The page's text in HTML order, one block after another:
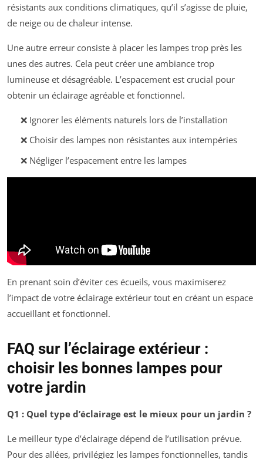
résistants aux conditions climatiques, qu’il s’agisse de pluie,
de neige ou de chaleur intense.
Une autre erreur consiste à placer les lampes trop près les
unes des autres. Cela peut créer une ambiance trop
lumineuse et désagréable. L’espacement est crucial pour
obtenir un éclairage agréable et fonctionnel.
❌ Ignorer les éléments naturels lors de l’installation
❌ Choisir des lampes non résistantes aux intempéries
❌ Négliger l’espacement entre les lampes
En prenant soin d’éviter ces écueils, vous maximiserez
l’impact de votre éclairage extérieur tout en créant un espace
accueillant et fonctionnel.
FAQ sur l’éclairage extérieur :
choisir les bonnes lampes pour
votre jardin
Q1 : Quel type d’éclairage est le mieux pour un jardin ?
Le meilleur type d’éclairage dépend de l’utilisation prévue.
Pour des allées, privilégiez les lampes fonctionnelles, tandis